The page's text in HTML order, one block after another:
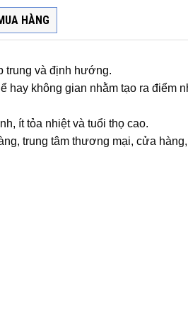
HÀNG
trung và định hướng.
hay không gian nhằm tạo ra điểm
ít tỏa nhiệt và tuổi thọ cao.
trung tâm thương mại, cửa